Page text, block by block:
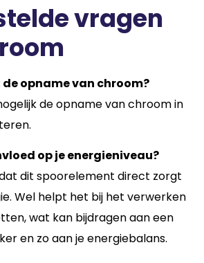
vragen
opname van chroom?
de opname van chroom in
op je energieniveau?
dat dit spoorelement direct zorgt
Wel helpt het bij het verwerken
wat kan bijdragen aan een
en zo aan je energiebalans.